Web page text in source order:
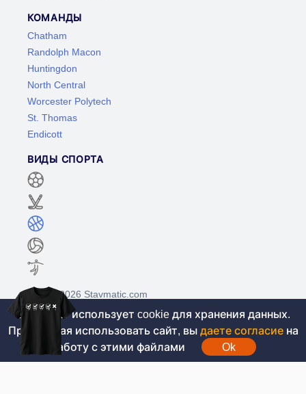
КОМАНДЫ
Chatham
Randolph Macon
Huntingdon
North Central
Worcester Polytech
St. Thomas
Endicott
ВИДЫ СПОРТА
©2017-2026 Stavmatic.com
Для лиц старше 18 лет. На сайте не
проводятся игры на денежные средства, вся
Этот сайт использует cookie для хранения данных.
Продолжая использовать сайт, вы даете согласие на
работу с этими файлами
Ok